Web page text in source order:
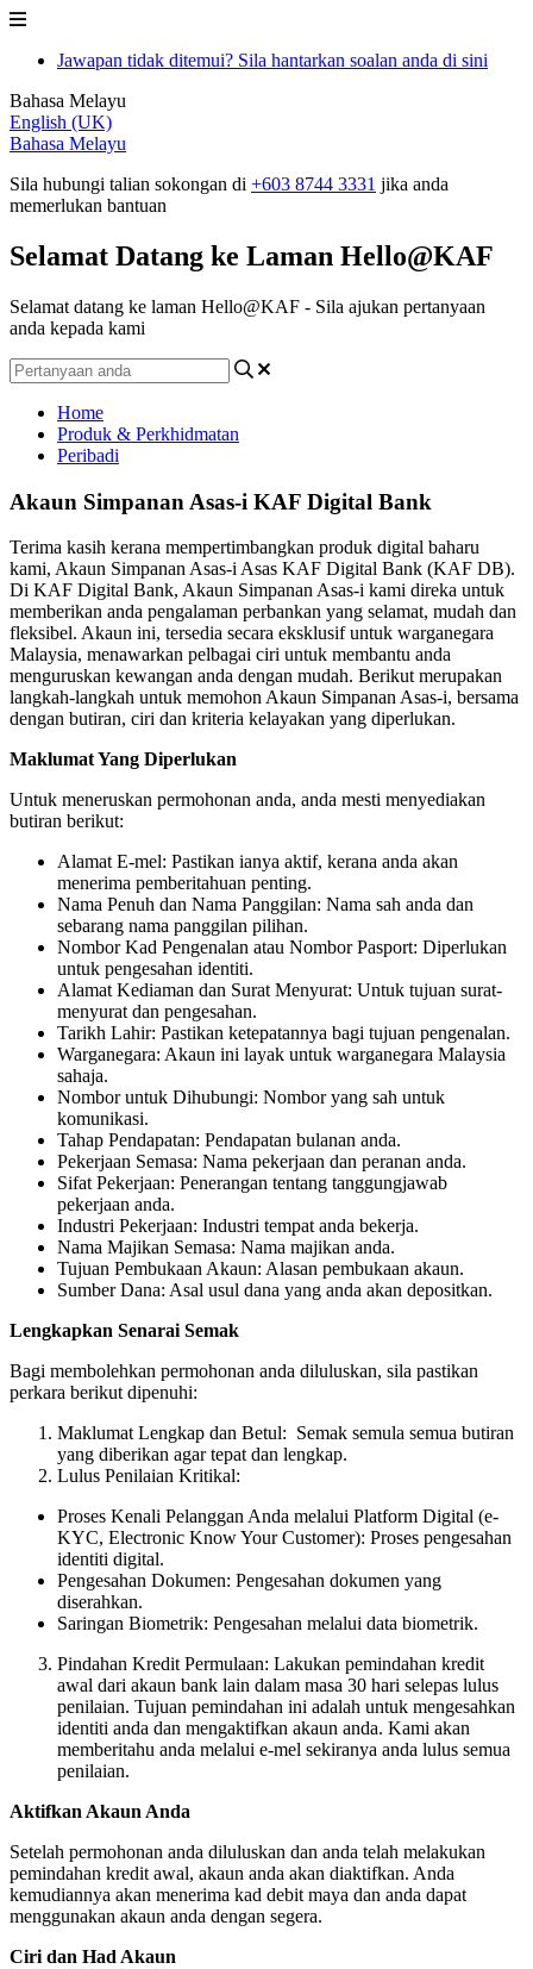
Jawapan tidak ditemui? Sila hantarkan soalan anda di sini
Bahasa Melayu
English (UK)
Bahasa Melayu
Sila hubungi talian sokongan di +603 8744 3331 jika anda
memerlukan bantuan
Selamat Datang ke Laman Hello@KAF
Selamat datang ke laman Hello@KAF - Sila ajukan pertanyaan
anda kepada kami
Home
Produk & Perkhidmatan
Peribadi
Akaun Simpanan Asas-i KAF Digital Bank
Terima kasih kerana mempertimbangkan produk digital baharu
kami, Akaun Simpanan Asas-i Asas KAF Digital Bank (KAF DB).
Di KAF Digital Bank, Akaun Simpanan Asas-i kami direka untuk
memberikan anda pengalaman perbankan yang selamat, mudah dan
fleksibel. Akaun ini, tersedia secara eksklusif untuk warganegara
Malaysia, menawarkan pelbagai ciri untuk membantu anda
menguruskan kewangan anda dengan mudah. Berikut merupakan
langkah-langkah untuk memohon Akaun Simpanan Asas-i, bersama
dengan butiran, ciri dan kriteria kelayakan yang diperlukan.
Maklumat Yang Diperlukan
Untuk meneruskan permohonan anda, anda mesti menyediakan
butiran berikut:
Alamat E-mel: Pastikan ianya aktif, kerana anda akan
menerima pemberitahuan penting.
Nama Penuh dan Nama Panggilan: Nama sah anda dan
sebarang nama panggilan pilihan.
Nombor Kad Pengenalan atau Nombor Pasport: Diperlukan
untuk pengesahan identiti.
Alamat Kediaman dan Surat Menyurat: Untuk tujuan surat-
menyurat dan pengesahan.
Tarikh Lahir: Pastikan ketepatannya bagi tujuan pengenalan.
Warganegara: Akaun ini layak untuk warganegara Malaysia
sahaja.
Nombor untuk Dihubungi: Nombor yang sah untuk
komunikasi.
Tahap Pendapatan: Pendapatan bulanan anda.
Pekerjaan Semasa: Nama pekerjaan dan peranan anda.
Sifat Pekerjaan: Penerangan tentang tanggungjawab
pekerjaan anda.
Industri Pekerjaan: Industri tempat anda bekerja.
Nama Majikan Semasa: Nama majikan anda.
Tujuan Pembukaan Akaun: Alasan pembukaan akaun.
Sumber Dana: Asal usul dana yang anda akan depositkan.
Lengkapkan Senarai Semak
Bagi membolehkan permohonan anda diluluskan, sila pastikan
perkara berikut dipenuhi:
Maklumat Lengkap dan Betul: Semak semula semua butiran
yang diberikan agar tepat dan lengkap.
Lulus Penilaian Kritikal:
Proses Kenali Pelanggan Anda melalui Platform Digital (e-
KYC, Electronic Know Your Customer): Proses pengesahan
identiti digital.
Pengesahan Dokumen: Pengesahan dokumen yang
diserahkan.
Saringan Biometrik: Pengesahan melalui data biometrik.
Pindahan Kredit Permulaan: Lakukan pemindahan kredit
awal dari akaun bank lain dalam masa 30 hari selepas lulus
penilaian. Tujuan pemindahan ini adalah untuk mengesahkan
identiti anda dan mengaktifkan akaun anda. Kami akan
memberitahu anda melalui e-mel sekiranya anda lulus semua
penilaian.
Aktifkan Akaun Anda
Setelah permohonan anda diluluskan dan anda telah melakukan
pemindahan kredit awal, akaun anda akan diaktifkan. Anda
kemudiannya akan menerima kad debit maya dan anda dapat
menggunakan akaun anda dengan segera.
Ciri dan Had Akaun